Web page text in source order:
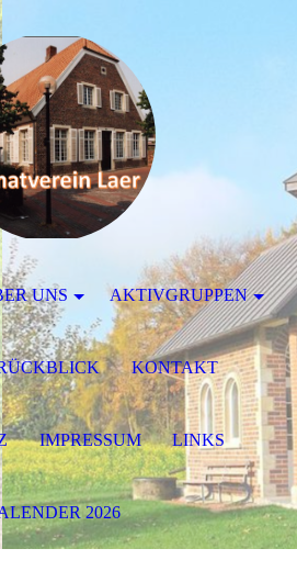
UNS AKTIVGRUPPEN
KONTAKT
IMPRESSUM LINKS
2026